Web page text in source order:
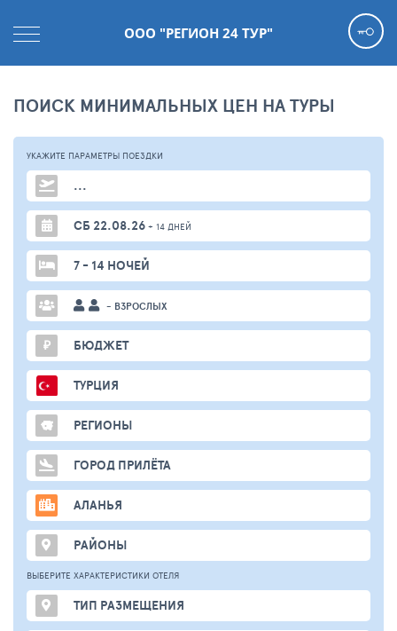
ООО "РЕГИОН 24 ТУР"
ПОИСК МИНИМАЛЬНЫХ ЦЕН НА ТУРЫ
УКАЖИТЕ ПАРАМЕТРЫ ПОЕЗДКИ
...
СБ 22.08.26 + 14 ДНЕЙ
7 - 14 НОЧЕЙ
- ВЗРОСЛЫХ
₽ БЮДЖЕТ
ТУРЦИЯ
РЕГИОНЫ
ГОРОД ПРИЛЁТА
АЛАНЬЯ
РАЙОНЫ
ВЫБЕРИТЕ ХАРАКТЕРИСТИКИ ОТЕЛЯ
ТИП РАЗМЕЩЕНИЯ